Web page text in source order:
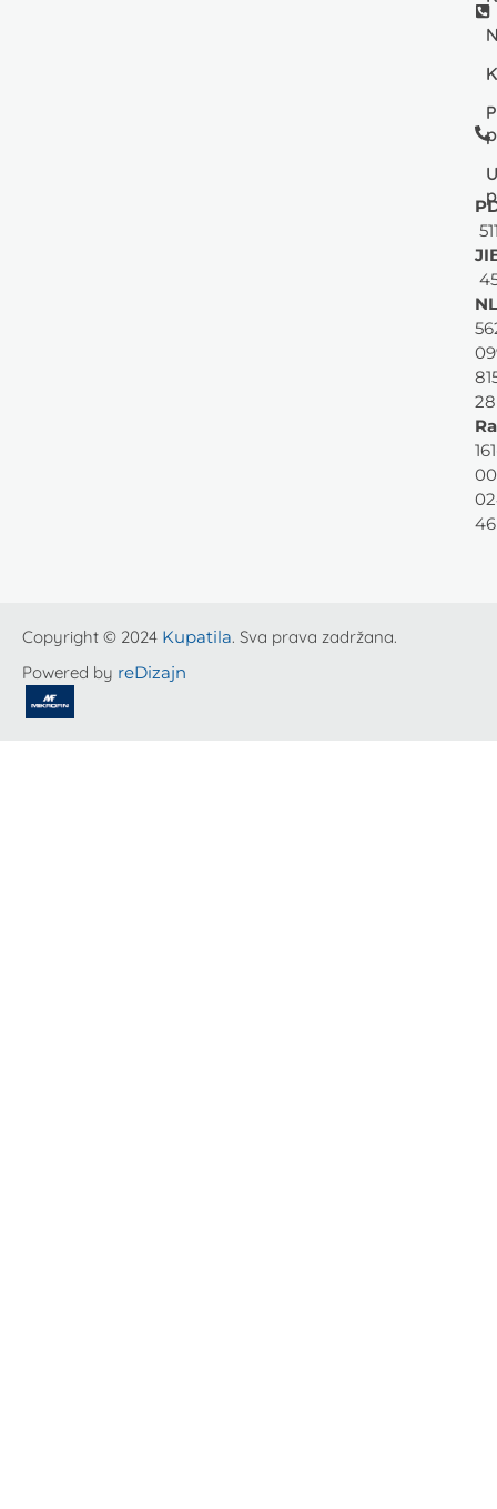
28
46
Copyright © 2024 Kupatila. Sva prava zadržana.
Powered by reDizajn